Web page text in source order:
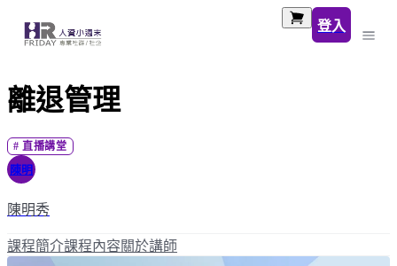
登入
離退管理
#直播講堂
陳明
陳明秀
課程簡介課程內容關於講師